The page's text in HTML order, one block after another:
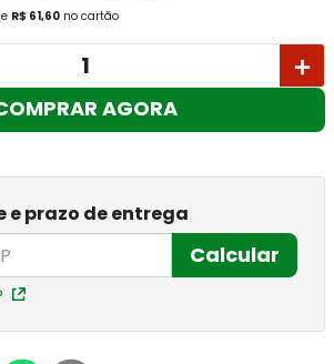
R$ 61,60 no cartão
＋
AGORA
e prazo de entrega
Calcular